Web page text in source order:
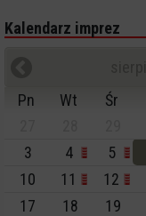
Kalendarz imprez
Pn
Wt Śr
3
4 5
10
11 12
17
18 19